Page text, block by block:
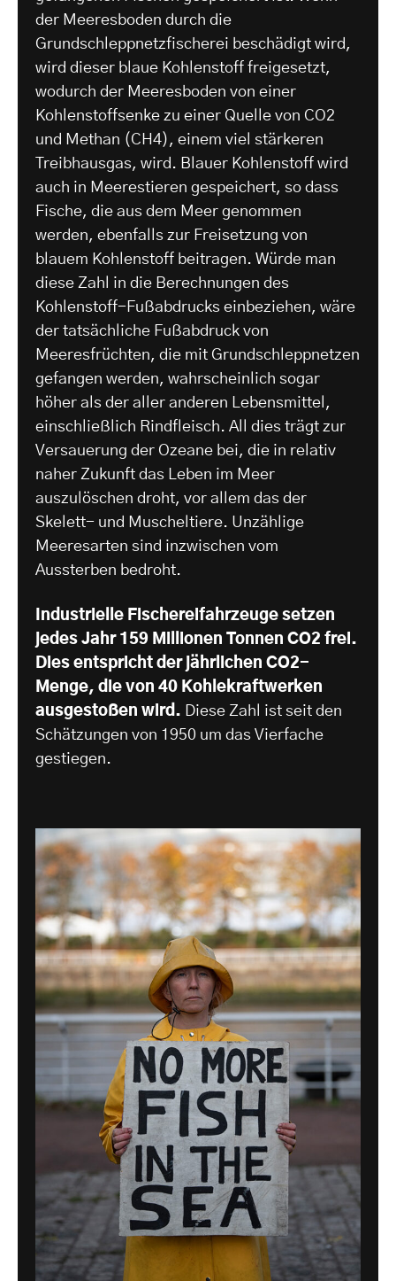
der Meeresboden durch die
Grundschleppnetzfischerei beschädigt wird,
wird dieser blaue Kohlenstoff freigesetzt,
wodurch der Meeresboden von einer
Kohlenstoffsenke zu einer Quelle von CO2
und Methan (CH4), einem viel stärkeren
Treibhausgas, wird. Blauer Kohlenstoff wird
auch in Meerestieren gespeichert, so dass
Fische, die aus dem Meer genommen
werden, ebenfalls zur Freisetzung von
blauem Kohlenstoff beitragen. Würde man
diese Zahl in die Berechnungen des
Kohlenstoff-Fußabdrucks einbeziehen, wäre
der tatsächliche Fußabdruck von
Meeresfrüchten, die mit Grundschleppnetzen
gefangen werden, wahrscheinlich sogar
höher als der aller anderen Lebensmittel,
einschließlich Rindfleisch. All dies trägt zur
Versauerung der Ozeane bei, die in relativ
naher Zukunft das Leben im Meer
auszulöschen droht, vor allem das der
Skelett- und Muscheltiere. Unzählige
Meeresarten sind inzwischen vom
Aussterben bedroht.
Industrielle Fischereifahrzeuge setzen
jedes Jahr 159 Millionen Tonnen CO2 frei.
Dies entspricht der jährlichen CO2-
Menge, die von 40 Kohlekraftwerken
ausgestoßen wird. Diese Zahl ist seit den
Schätzungen von 1950 um das Vierfache
gestiegen.